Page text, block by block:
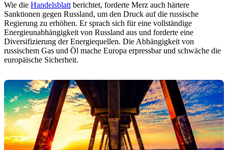
Wie die Handelsblatt berichtet, forderte Merz auch härtere
Sanktionen gegen Russland, um den Druck auf die russische
Regierung zu erhöhen. Er sprach sich für eine vollständige
Energieunabhängigkeit von Russland aus und forderte eine
Diversifizierung der Energiequellen. Die Abhängigkeit von
russischem Gas und Öl mache Europa erpressbar und schwäche die
europäische Sicherheit.